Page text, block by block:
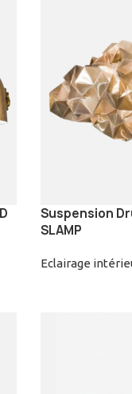
Suspension
SLAMP
Eclairage